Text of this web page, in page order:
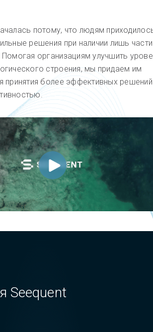
потому, что людям
решения при наличии лишь части
организациям улучшить
строения, мы придаем им
принятия более эффективных
Seequent